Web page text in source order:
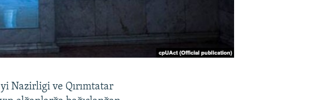
Nazirligi ve Qırımtatar